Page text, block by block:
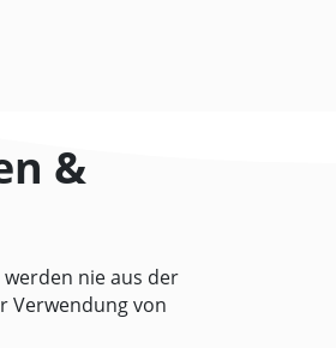
&
nie aus der
Verwendung von